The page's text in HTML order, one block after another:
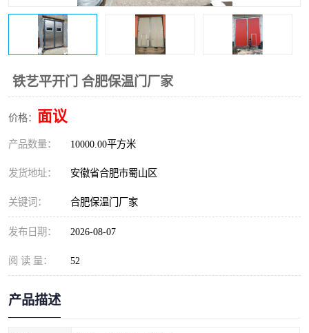
铁艺平开门 合肥保温门厂家
价格： 面议
产品数量： 10000.00平方米
发货地址： 安徽省合肥市蜀山区
关键词： 合肥保温门厂家
发布日期： 2026-08-07
阅 读 量： 52
产品描述